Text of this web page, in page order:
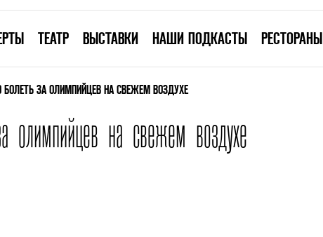
ТЕАТР ВЫСТАВКИ НАШИ ПОДКАСТЫ РЕСТОРАНЫ
БОЛЕТЬ ЗА ОЛИМПИЙЦЕВ НА СВЕЖЕМ ВОЗДУХЕ
на свежем воздухе